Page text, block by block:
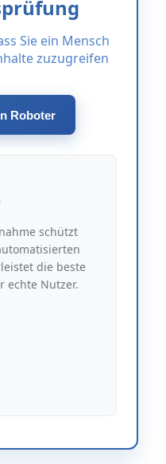
Sie ein Mensch
zuzugreifen
Roboter
schützt
die beste
echte Nutzer.